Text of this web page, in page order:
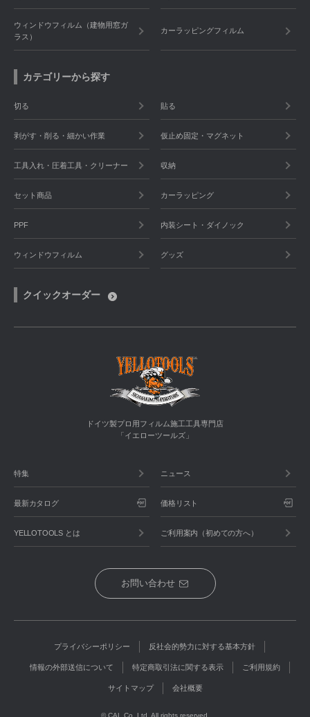
ウィンドウフィルム（建物用窓ガ
ラス）
カーラッピングフィルム
カテゴリーから探す
切る 貼る
剥がす・削る・細かい作業 仮止め固定・マグネット
工具入れ・圧着工具・クリーナー 収納
セット商品 カーラッピング
PPF 内装シート・ダイノック
ウィンドウフィルム グッズ
クイックオーダー
ドイツ製プロ用フィルム施工工具専門店
「イエローツールズ」
特集 ニュース
最新カタログ 価格リスト
YELLOTOOLS とは ご利用案内（初めての方へ）
お問い合わせ
プライバシーポリシー 反社会的勢力に対する基本方針
情報の外部送信について 特定商取引法に関する表示 ご利用規約
サイトマップ 会社概要
© CAL Co.,Ltd. All rights reserved.